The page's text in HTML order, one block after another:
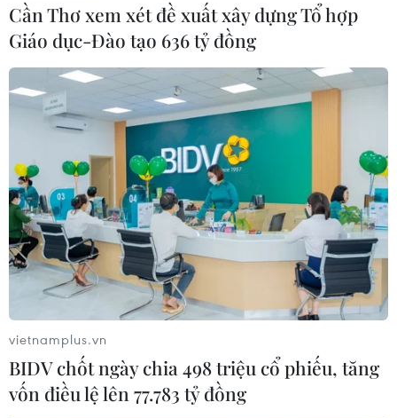
Đa số người giàu Trung Quốc muốn gửi
con ra nước ngoài học tập
25/11/2014 08:26
80% số người giàu của đất nước đông dân nhất thế
giới này có kế hoạch đưa con ra nước ngoài, tỷ lệ cao
nhất trên thế giới.
Cần Thơ xem xét đề xuất xây dựng Tổ hợp
Giáo dục-Đào tạo 636 tỷ đồng
vietnamplus.vn
BIDV chốt ngày chia 498 triệu cổ phiếu, tăng
vốn điều lệ lên 77.783 tỷ đồng